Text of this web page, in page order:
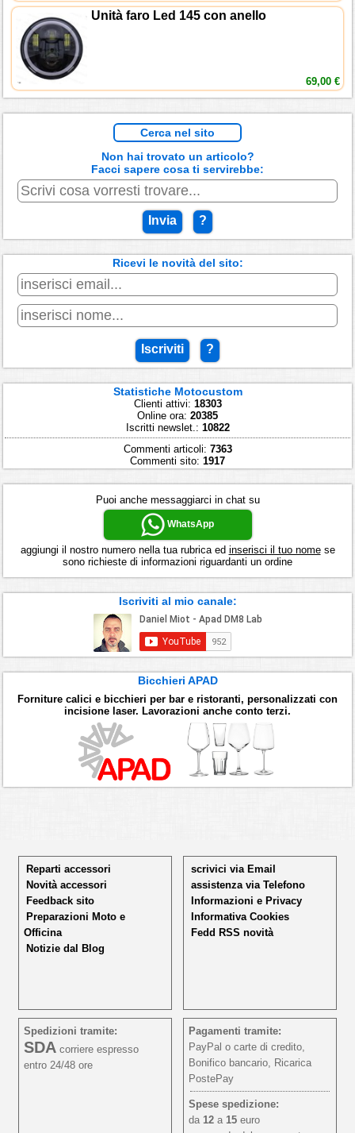
Unità faro Led 145 con anello
69,00 €
Cerca nel sito
Non hai trovato un articolo?
Facci sapere cosa ti servirebbe:
Invia ?
Ricevi le novità del sito:
Iscriviti ?
Statistiche Motocustom
Clienti attivi: 18303
Online ora: 20385
Iscritti newslet.: 10822
Commenti articoli: 7363
Commenti sito: 1917
Puoi anche messaggiarci in chat su
WhatsApp
aggiungi il nostro numero nella tua rubrica ed inserisci il tuo nomese
sono richieste di informazioni riguardanti un ordine
Iscriviti al mio canale:
Bicchieri APAD
Forniture calici e bicchieri per bar e ristoranti, personalizzati con
incisione laser. Lavorazioni anche conto terzi.
Reparti accessori
Novità accessori
Feedback sito
Preparazioni Moto e
Officina
Notizie dal Blog
scrivici via Email
assistenza via Telefono
Informazioni e Privacy
Informativa Cookies
Fedd RSS novità
Spedizioni tramite:
SDA corriere espresso
entro 24/48 ore
Pagamenti tramite:
PayPal o carte di credito,
Bonifico bancario, Ricarica
PostePay
Spese spedizione:
da 12 a 15 euro